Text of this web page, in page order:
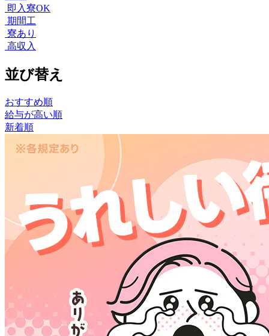
即入寮OK
期間工
寮あり
高収入
並び替え
おすすめ順
給与が高い順
新着順